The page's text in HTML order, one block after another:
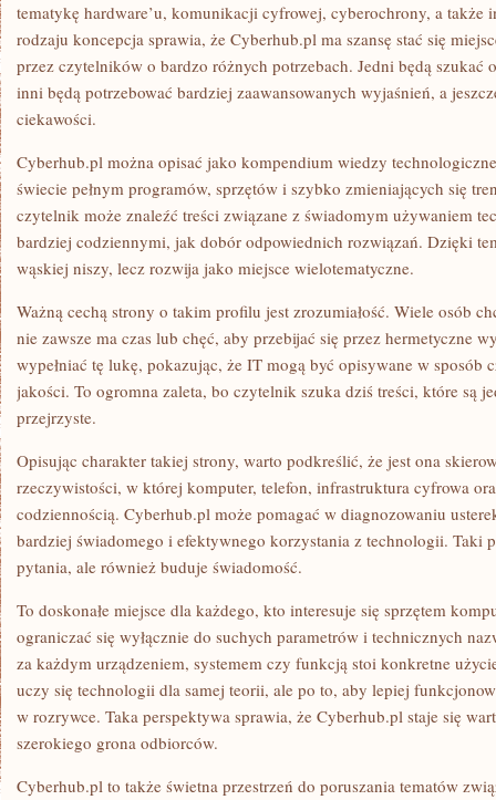
tematykę hardware’u, komunikacji cyfrowej, cyberochrony, a
rodzaju koncepcja sprawia, że Cyberhub.pl ma szansę stać się
przez czytelników o bardzo różnych potrzebach. Jedni będą szukać
inni będą potrzebować bardziej zaawansowanych wyjaśnień, a
ciekawości.
Cyberhub.pl można opisać jako kompendium wiedzy
świecie pełnym programów, sprzętów i szybko zmieniających się
czytelnik może znaleźć treści związane z świadomym używaniem
bardziej codziennymi, jak dobór odpowiednich rozwiązań. Dzięki
wąskiej niszy, lecz rozwija jako miejsce wielotematyczne.
Ważną cechą strony o takim profilu jest zrozumiałość. Wiele osób
nie zawsze ma czas lub chęć, aby przebijać się przez hermetyczne
wypełniać tę lukę, pokazując, że IT mogą być opisywane w sposób
jakości. To ogromna zaleta, bo czytelnik szuka dziś treści, które są
przejrzyste.
Opisując charakter takiej strony, warto podkreślić, że jest ona
rzeczywistości, w której komputer, telefon, infrastruktura cyfrowa
codziennością. Cyberhub.pl może pomagać w diagnozowaniu
bardziej świadomego i efektywnego korzystania z technologii. Taki
pytania, ale również buduje świadomość.
To doskonałe miejsce dla każdego, kto interesuje się sprzętem
ograniczać się wyłącznie do suchych parametrów i technicznych
za każdym urządzeniem, systemem czy funkcją stoi konkretne
uczy się technologii dla samej teorii, ale po to, aby lepiej
w rozrywce. Taka perspektywa sprawia, że Cyberhub.pl staje się
szerokiego grona odbiorców.
Cyberhub.pl to także świetna przestrzeń do poruszania tematów